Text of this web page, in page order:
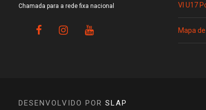
Chamada para a rede fixa nacional VI U17
Mapa
DESENVOLVIDO POR SLAP